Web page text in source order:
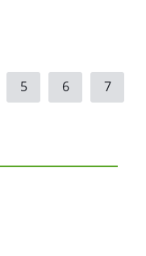
5 6 7